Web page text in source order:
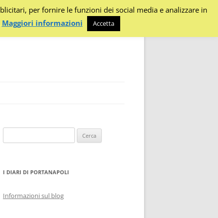
per:
I DIARI DI PORTANAPOLI
Informazioni sul blog
per fornire le funzioni dei social media e analizzare in
Maggiori informazioni Accetta